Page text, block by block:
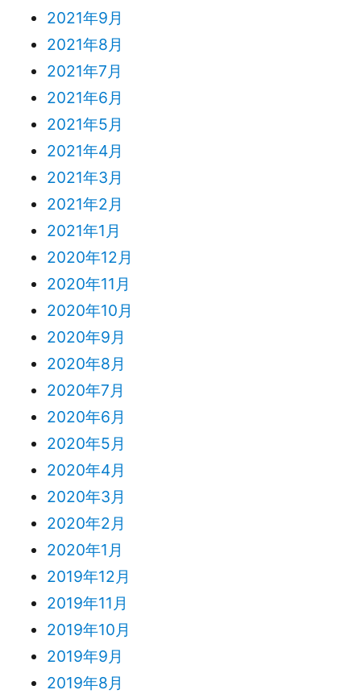
2021年9月
2021年8月
2021年7月
2021年6月
2021年5月
2021年4月
2021年3月
2021年2月
2021年1月
2020年12月
2020年11月
2020年10月
2020年9月
2020年8月
2020年7月
2020年6月
2020年5月
2020年4月
2020年3月
2020年2月
2020年1月
2019年12月
2019年11月
2019年10月
2019年9月
2019年8月